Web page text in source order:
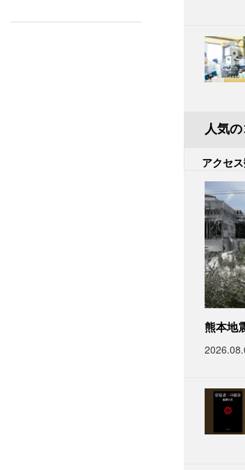
人気
アクセ
熊本地